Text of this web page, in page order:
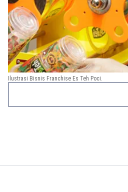
Ilustrasi Bisnis Franchise Es Teh Poci.